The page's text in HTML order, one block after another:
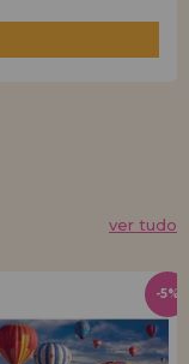
ver tudo
-5%